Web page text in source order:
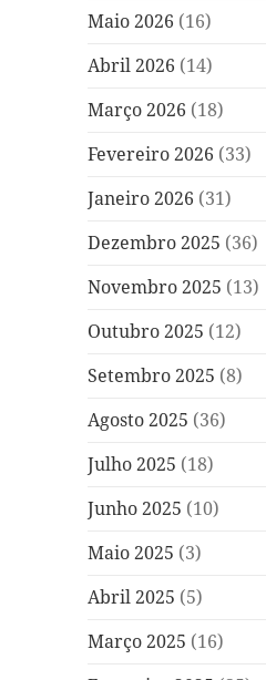
Maio 2026 (16)
Abril 2026 (14)
Março 2026 (18)
Fevereiro 2026 (33)
Janeiro 2026 (31)
Dezembro 2025 (36)
Novembro 2025 (13)
Outubro 2025 (12)
Setembro 2025 (8)
Agosto 2025 (36)
Julho 2025 (18)
Junho 2025 (10)
Maio 2025 (3)
Abril 2025 (5)
Março 2025 (16)